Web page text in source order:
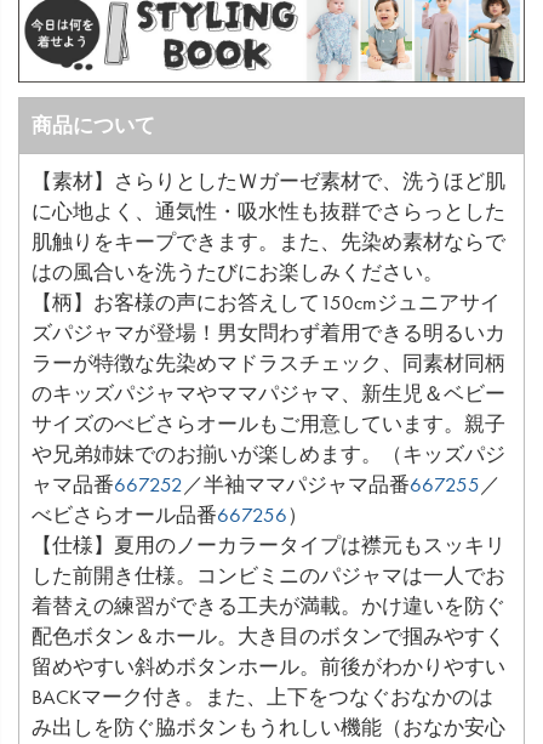
商品について
【素材】さらりとしたＷガーゼ素材で、洗うほど肌
に心地よく、通気性・吸水性も抜群でさらっとした
肌触りをキープできます。また、先染め素材ならで
はの風合いを洗うたびにお楽しみください。
【柄】お客様の声にお答えして150cmジュニアサイ
ズパジャマが登場！男女問わず着用できる明るいカ
ラーが特徴な先染めマドラスチェック、同素材同柄
のキッズパジャマやママパジャマ、新生児＆ベビー
サイズのべビさらオールもご用意しています。親子
や兄弟姉妹でのお揃いが楽しめます。（キッズパジ
ャマ品番667252 ／半袖ママパジャマ品番667255 ／
べビさらオール品番667256）
【仕様】夏用のノーカラータイプは襟元もスッキリ
した前開き仕様。コンビミニのパジャマは一人でお
着替えの練習ができる工夫が満載。かけ違いを防ぐ
配色ボタン＆ホール。大き目のボタンで掴みやすく
留めやすい斜めボタンホール。前後がわかりやすい
BACKマーク付き。また、上下をつなぐおなかのは
み出しを防ぐ脇ボタンもうれしい機能（おなか安心